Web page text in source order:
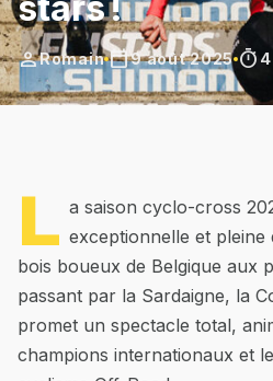
personRomain calendar_today9 août 2025 timer
L a saison cyclo-cross
exceptionnelle et pleine
bois boueux de Belgique aux
passant par la Sardaigne, la
promet un spectacle total,
champions internationaux et